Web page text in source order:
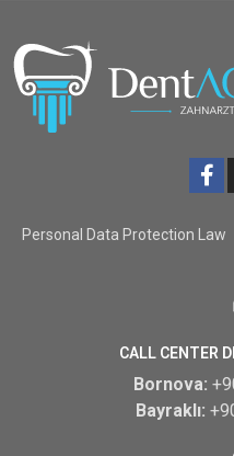
Personal Data Protection Law
CALL CENTER
Bornova:
Bayraklı: